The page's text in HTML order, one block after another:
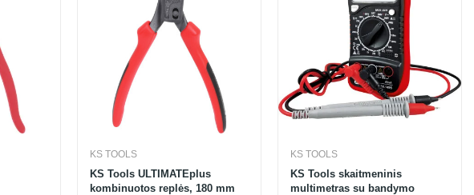
KS TOOLS
KS Tools ULTIMATEplus
kombinuotos replės, 180 mm
KS TOOLS
KS Tools skaitmeninis
multimetras su bandymo